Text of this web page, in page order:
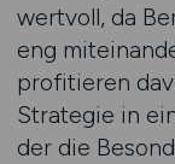
wertvoll, da
eng
profitieren
Strategie in
der die